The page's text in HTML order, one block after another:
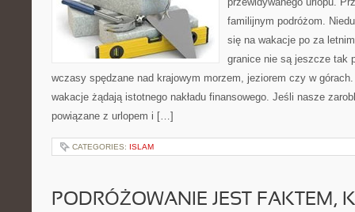
familijnym podróżom.
się na wakacje po za
granice nie są jeszcze tak
wczasy spędzane nad krajowym morzem, jeziorem czy w
wakacje żądają istotnego nakładu finansowego. Jeśli nasze
powiązane z urlopem i […]
CATEGORIES: ISLAM
PODRÓŻOWANIE JEST FAKTEM,